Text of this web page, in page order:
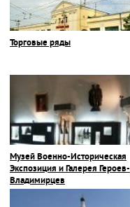
Торговые ряды
Музей Военно-Историческая
Экспозиция и Галерея Героев-
Владимирцев